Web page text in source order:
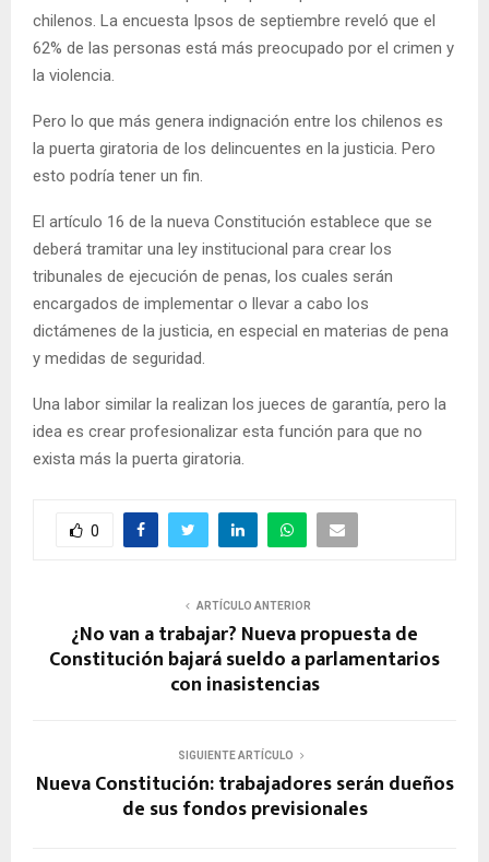
chilenos. La encuesta Ipsos de septiembre reveló que el
62% de las personas está más preocupado por el crimen y
la violencia.
Pero lo que más genera indignación entre los chilenos es
la puerta giratoria de los delincuentes en la justicia. Pero
esto podría tener un fin.
El artículo 16 de la nueva Constitución establece que se
deberá tramitar una ley institucional para crear los
tribunales de ejecución de penas, los cuales serán
encargados de implementar o llevar a cabo los
dictámenes de la justicia, en especial en materias de pena
y medidas de seguridad.
Una labor similar la realizan los jueces de garantía, pero la
idea es crear profesionalizar esta función para que no
exista más la puerta giratoria.
0
ARTÍCULO ANTERIOR
¿No van a trabajar? Nueva propuesta de
Constitución bajará sueldo a parlamentarios
con inasistencias
SIGUIENTE ARTÍCULO
Nueva Constitución: trabajadores serán dueños
de sus fondos previsionales